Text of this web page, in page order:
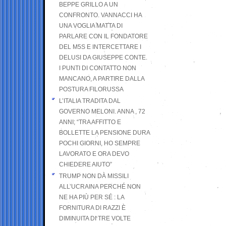
BEPPE GRILLO A UN
CONFRONTO. VANNACCI HA
UNA VOGLIA MATTA DI
PARLARE CON IL FONDATORE
DEL M5S E INTERCETTARE I
DELUSI DA GIUSEPPE CONTE.
I PUNTI DI CONTATTO NON
MANCANO, A PARTIRE DALLA
POSTURA FILORUSSA
L’ITALIA TRADITA DAL
GOVERNO MELONI. ANNA , 72
ANNI; “TRA AFFITTO E
BOLLETTE LA PENSIONE DURA
POCHI GIORNI, HO SEMPRE
LAVORATO E ORA DEVO
CHIEDERE AIUTO”
TRUMP NON DÀ MISSILI
ALL’UCRAINA PERCHÉ NON
NE HA PIÙ PER SÉ : LA
FORNITURA DI RAZZI È
DIMINUITA DI TRE VOLTE